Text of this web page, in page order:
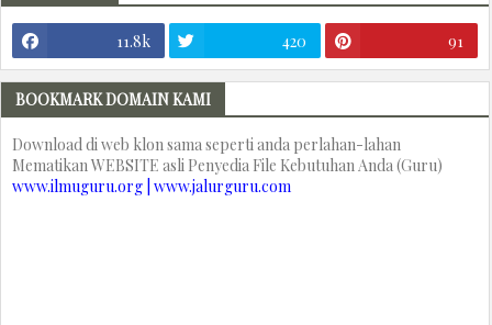
11.8k 420 91
BOOKMARK DOMAIN KAMI
Download di web klon sama seperti anda perlahan-lahan
Mematikan WEBSITE asli Penyedia File Kebutuhan Anda (Guru)
www.ilmuguru.org | www.jalurguru.com